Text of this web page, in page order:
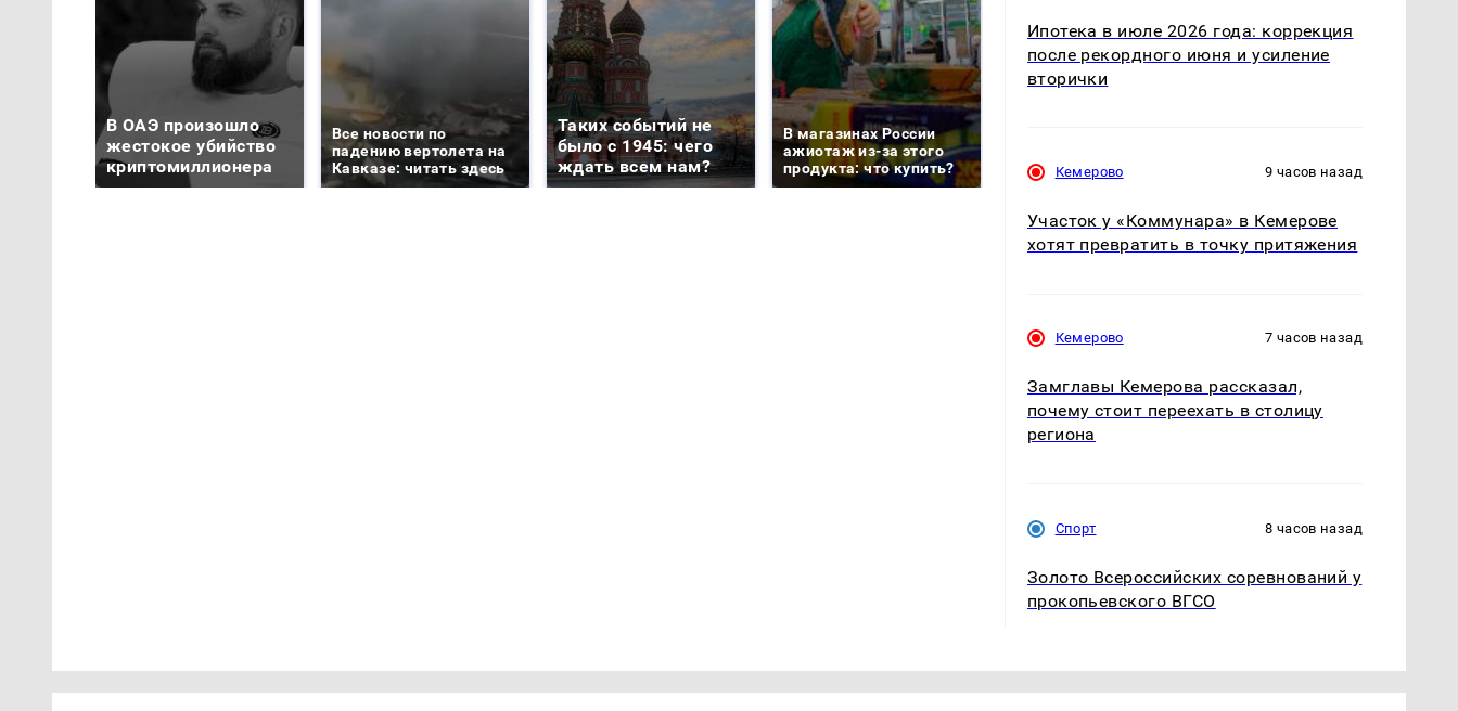
В ОАЭ произошло
жестокое убийство
криптомиллионера
Все новости по
падению вертолета на
Кавказе: читать здесь
Таких событий не
было с 1945: чего
ждать всем нам?
В магазинах России
ажиотаж из-за этого
продукта: что купить?
подожгли.
России: Европа?
Ипотека в июле 2026 года: коррекция
после рекордного июня и усиление
вторички
Кемерово 9 часов назад
Участок у «Коммунара» в Кемерове
хотят превратить в точку притяжения
Кемерово 7 часов назад
Замглавы Кемерова рассказал,
почему стоит переехать в столицу
региона
Спорт 8 часов назад
Золото Всероссийских соревнований у
прокопьевского ВГСО